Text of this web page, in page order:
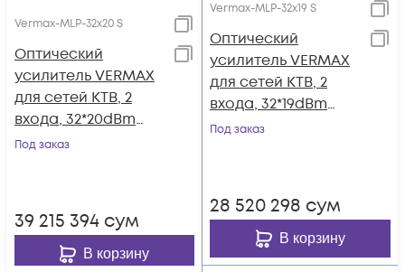
Vermax-MLP-32x20 S
Оптический
усилитель VERMAX
для сетей КТВ, 2
входа, 32*20dBm
выхода
Под заказ
39 215 394 сум
В корзину
Vermax-MLP-32x19 S
Оптический
усилитель VERMAX
для сетей КТВ, 2
входа, 32*19dBm
выхода
Под заказ
28 520 298 сум
В корзину